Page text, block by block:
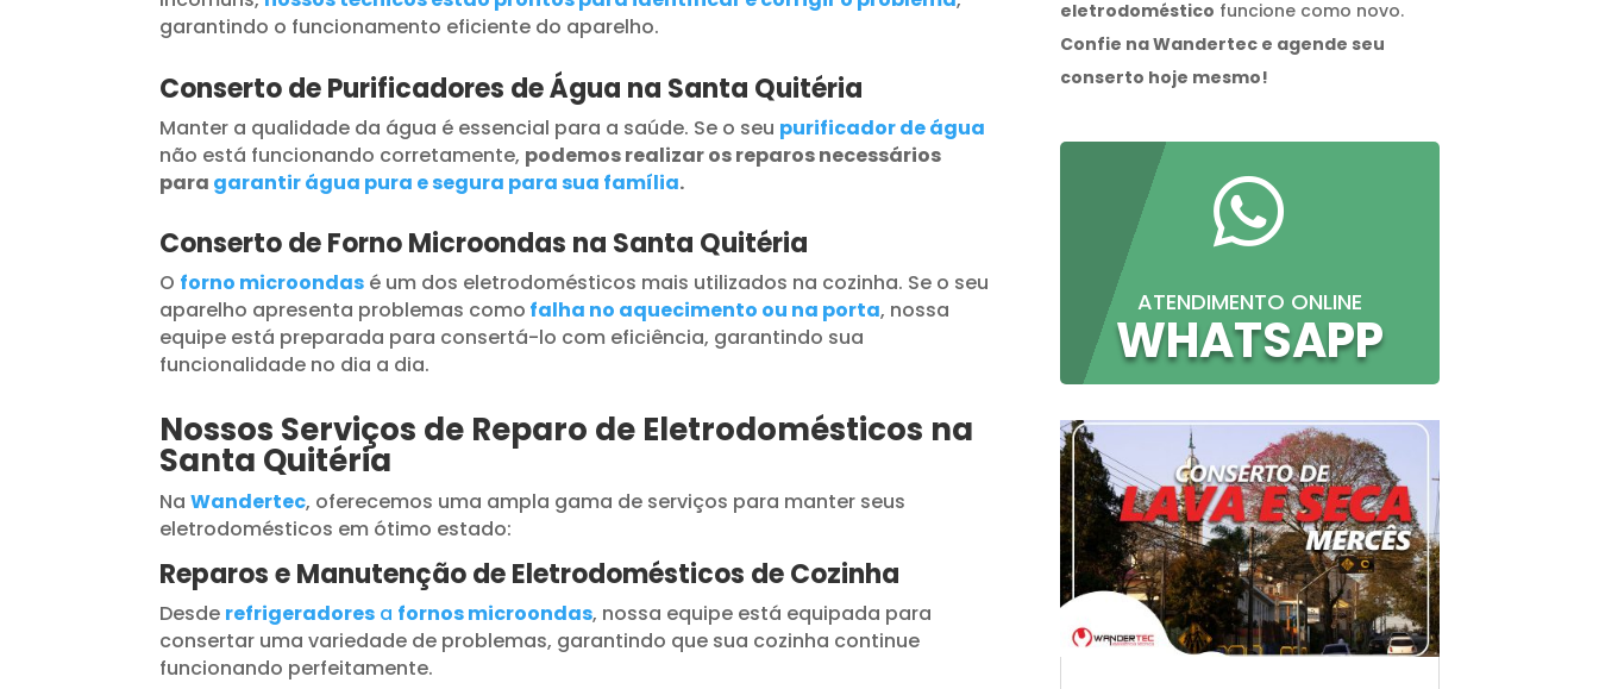
garantindo o funcionamento eficiente do aparelho.
Conserto de Purificadores de Água na Santa Quitéria
Manter a qualidade da água é essencial para a saúde. Se o seu purificador de água
não está funcionando corretamente, podemos realizar os reparos necessários
para garantir água pura e segura para sua família.
Conserto de Forno Microondas na Santa Quitéria
O forno microondas é um dos eletrodomésticos mais utilizados na cozinha. Se o seu
aparelho apresenta problemas como falha no aquecimento ou na porta, nossa
equipe está preparada para consertá-lo com eficiência, garantindo sua
funcionalidade no dia a dia.
Nossos Serviços de Reparo de Eletrodomésticos na
Santa Quitéria
NaWandertec, oferecemos uma ampla gama de serviços para manter seus
eletrodomésticos em ótimo estado:
Reparos e Manutenção de Eletrodomésticos de Cozinha
Desde refrigeradores a fornos microondas, nossa equipe está equipada para
consertar uma variedade de problemas, garantindo que sua cozinha continue
funcionando perfeitamente.
eletrodoméstico funcione como novo.
Confie na Wandertec e agende seu
conserto hoje mesmo!

ATENDIMENTO ONLINE
WHATSAPP